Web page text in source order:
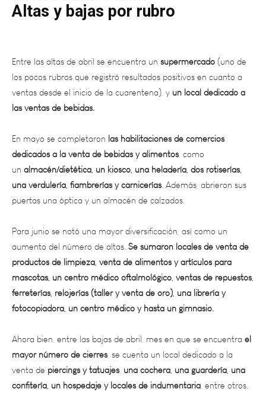
Altas y bajas por rubro
los pocos rubros que registró resultados positivos en cuanto a
ventas desde el inicio de la cuarentena), yun local dedicado a
las ventas de bebidas.
En mayo se completaron
dedicados a la venta de bebidas y alimentos, como
unalmacén/dietética, un kiosco, una heladería, dos rotiserías,
una verdulería, fiambrerías y carnicerías. Además, abrieron sus
puertas una óptica y un almacén de calzados.
Para junio se notó una mayor diversificación, así como un
aumento del número de altas.Se sumaron locales de venta de
productos de limpieza, venta de alimentos y artículos para
mascotas, un centro médico oftalmológico, ventas de repuestos,
ferreterías, relojerías (taller y venta de oro), una librería y
fotocopiadora, un centro médico y hasta un gimnasio.
Ahora bien, entre las bajas de abril, mes en que se encuentra
mayor número de cierres, se cuenta un local dedicado a la
venta depiercings y tatuajes,una cochera, una guardería, una
confitería, un hospedaje y locales de indumentaria, entre otros.